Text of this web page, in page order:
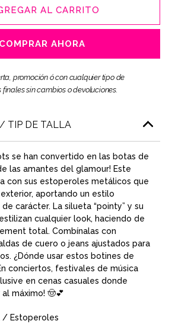
AL CARRITO
COMPRAR AHORA
promoción ó con cualquier tipo de
sin cambios o devoluciones.
TIP DE TALLA
se han convertido en las botas de
las amantes del glamour! Este
con sus estoperoles metálicos que
aportando un estilo
carácter. La silueta “pointy” y su
cualquier look, haciendo de
total. Combínalas con
de cuero o jeans ajustados para
¿Dónde usar estos botines de
conciertos, festivales de música
en cenas casuales donde
máximo! 🤠💕
/ Estoperoles